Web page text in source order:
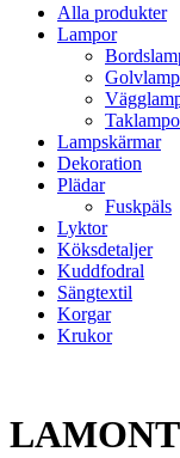
Alla produkter
Lampor
Lampskärmar
Dekoration
Plädar
Fuskpäls
Lyktor
Köksdetaljer
Kuddfodral
Sängtextil
Korgar
Krukor
LAMONT